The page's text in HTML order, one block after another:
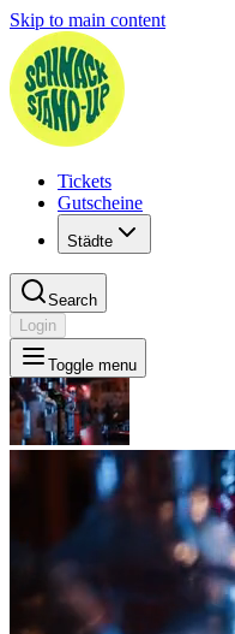
Skip to main content
Tickets
Gutscheine
Städte
Search
Login
Toggle menu